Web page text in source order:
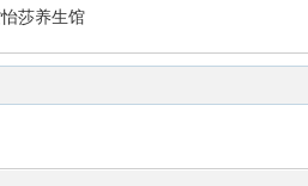
莎养生馆